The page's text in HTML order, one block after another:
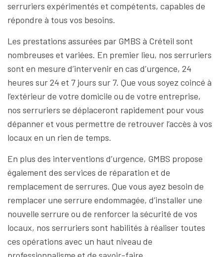
serruriers expérimentés et compétents, capables de
répondre à tous vos besoins.
Les prestations assurées par GMBS à Créteil sont
nombreuses et variées. En premier lieu, nos serruriers
sont en mesure d’intervenir en cas d’urgence, 24
heures sur 24 et 7 jours sur 7. Que vous soyez coincé à
l’extérieur de votre domicile ou de votre entreprise,
nos serruriers se déplaceront rapidement pour vous
dépanner et vous permettre de retrouver l’accès à vos
locaux en un rien de temps.
En plus des interventions d’urgence, GMBS propose
également des services de réparation et de
remplacement de serrures. Que vous ayez besoin de
remplacer une serrure endommagée, d’installer une
nouvelle serrure ou de renforcer la sécurité de vos
locaux, nos serruriers sont habilités à réaliser toutes
ces opérations avec un haut niveau de